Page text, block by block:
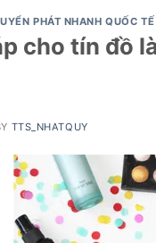
PHÁT NHANH QUỐC TẾ
cho tín đồ
TTS_NHATQUY